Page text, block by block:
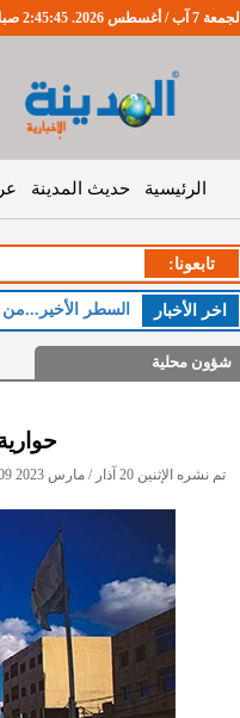
الجمعة 7 آب / أغسطس 2026. 2:45:46 صباحاً
الرئيسية حديث المدينة
تابعونا:
اخر اﻷخبار السطر
شؤون محلية
تم نشره الإثنين 20 آذار / مارس 2023 04:09 مساءً